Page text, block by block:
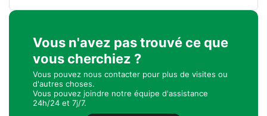
Vous n'avez pas trouvé ce que
vous cherchiez ?
Vous pouvez nous contacter pour plus de visites ou
d'autres choses.
Vous pouvez joindre notre équipe d'assistance
24h/24 et 7j/7.